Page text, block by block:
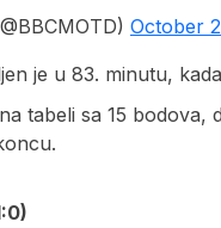
October
je u 83. minutu,
tabeli sa 15 bodova,